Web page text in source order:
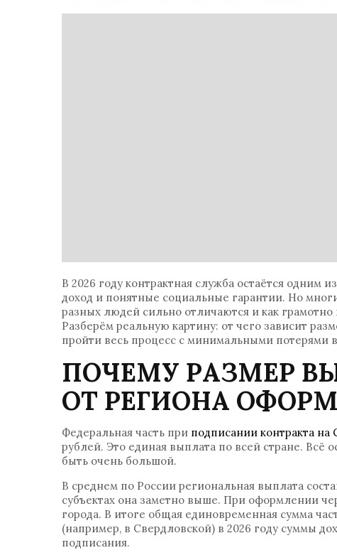
В 2026 году контрактная служба остаётся одним
доход и понятные социальные гарантии. Но
разных людей сильно отличаются и как
Разберём реальную картину: от чего зависит
пройти весь процесс с минимальными потерями
ПОЧЕМУ РАЗМЕР
ОТ РЕГИОНА
Федеральная часть при подписании контракта на
рублей. Это единая выплата по всей стране. Всё
быть очень большой.
В среднем по России региональная выплата
субъектах она заметно выше. При оформлении
города. В итоге общая единовременная сумма
(например, в Свердловской) в 2026 году суммы
подписания.